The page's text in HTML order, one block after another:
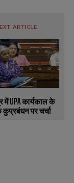
ARTICLE
में UPA कार्यकाल के
कुप्रबंधन पर चर्चा